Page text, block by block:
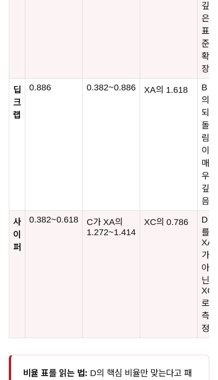
깊
은
표
준
확
장
딥
크
랩
0.886 0.382~0.886 XA의 1.618
B
의
되
돌
림
이
매
우
깊
음
사
이
퍼
0.382~0.618
C가 XA의
1.272~1.414
XC의 0.786
D
를
XA
가
아
닌
XC
로
측
정
비율 표를 읽는 법: D의 핵심 비율만 맞는다고 패